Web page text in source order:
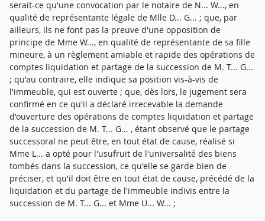
serait-ce qu'une convocation par le notaire de N... W..., en
qualité de représentante légale de Mlle D... G... ; que, par
ailleurs, ils ne font pas la preuve d'une opposition de
principe de Mme W..., en qualité de représentante de sa fille
mineure, à un règlement amiable et rapide des opérations de
comptes liquidation et partage de la succession de M. T... G...
; qu'au contraire, elle indique sa position vis-à-vis de
l'immeuble, qui est ouverte ; que, dès lors, le jugement sera
confirmé en ce qu'il a déclaré irrecevable la demande
d'ouverture des opérations de comptes liquidation et partage
de la succession de M. T... G... , étant observé que le partage
successoral ne peut être, en tout état de cause, réalisé si
Mme L... a opté pour l'usufruit de l'universalité des biens
tombés dans la succession, ce qu'elle se garde bien de
préciser, et qu'il doit être en tout état de cause, précédé de la
liquidation et du partage de l'immeuble indivis entre la
succession de M. T... G... et Mme U... W... ;